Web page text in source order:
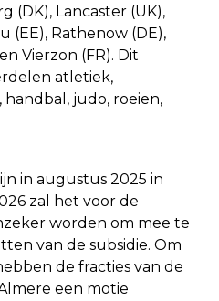
(DK), Lancaster (UK),
(EE), Rathenow (DE),
Vierzon (FR). Dit
atletiek,
judo, roeien,
in augustus 2025 in
zal het voor de
worden om mee te
van de subsidie. Om
de fracties van de
een motie